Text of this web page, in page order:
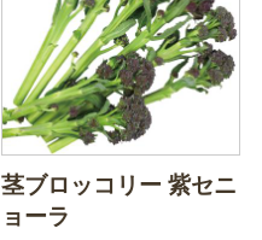
茎ブロッコリー 紫セニ
ョーラ